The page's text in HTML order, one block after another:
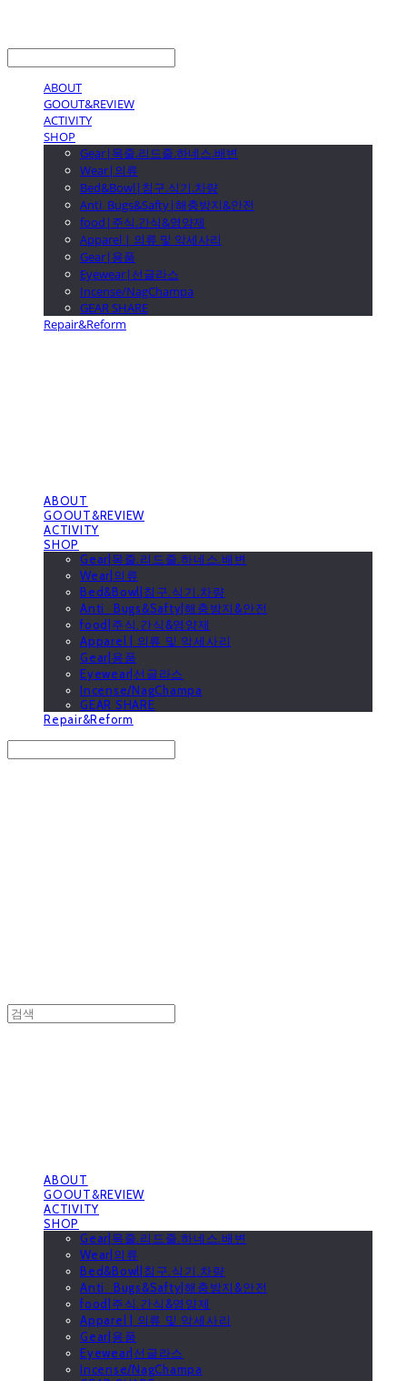
ABOUT
GOOUT&REVIEW
ACTIVITY
SHOP
Gear|목줄.리드줄.하네스.배변
Wear|의류
Bed&Bowl|침구.식기.차량
Anti_Bugs&Safty|해충방지&안전
food|주식.간식&영양제
Apparel | 의류 및 악세사리
Gear|용품
Eyewear|선글라스
Incense/NagChampa
GEAR SHARE
Repair&Reform
ABOUT
GOOUT&REVIEW
ACTIVITY
SHOP
Gear|목줄.리드줄.하네스.배변
Wear|의류
Bed&Bowl|침구.식기.차량
Anti_Bugs&Safty|해충방지&안전
food|주식.간식&영양제
Apparel | 의류 및 악세사리
Gear|용품
Eyewear|선글라스
Incense/NagChampa
GEAR SHARE
Repair&Reform
ABOUT
GOOUT&REVIEW
ACTIVITY
SHOP
Gear|목줄.리드줄.하네스.배변
Wear|의류
Bed&Bowl|침구.식기.차량
Anti_Bugs&Safty|해충방지&안전
food|주식.간식&영양제
Apparel | 의류 및 악세사리
Gear|용품
Eyewear|선글라스
Incense/NagChampa